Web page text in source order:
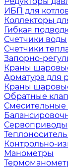
ИБП для
Коллекторы
Гибкая
Счетчики воды
Счетчики
Запорно-
Краны
Арматура для
Краны
Обратные
Смесительные
Сервоприводы
Контрольно-
Манометры